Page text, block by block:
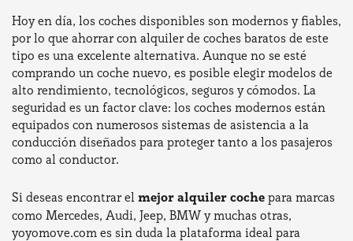
Hoy en día, los coches disponibles son modernos y fiables,
por lo que ahorrar con alquiler de coches baratos de este
tipo es una excelente alternativa. Aunque no se esté
comprando un coche nuevo, es posible elegir modelos de
alto rendimiento, tecnológicos, seguros y cómodos. La
seguridad es un factor clave: los coches modernos están
equipados con numerosos sistemas de asistencia a la
conducción diseñados para proteger tanto a los pasajeros
como al conductor.
Si deseas encontrar el mejor alquiler coche para marcas
como Mercedes, Audi, Jeep, BMW y muchas otras,
yoyomove.com es sin duda la plataforma ideal para